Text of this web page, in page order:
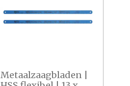
Metaalzaagbladen |